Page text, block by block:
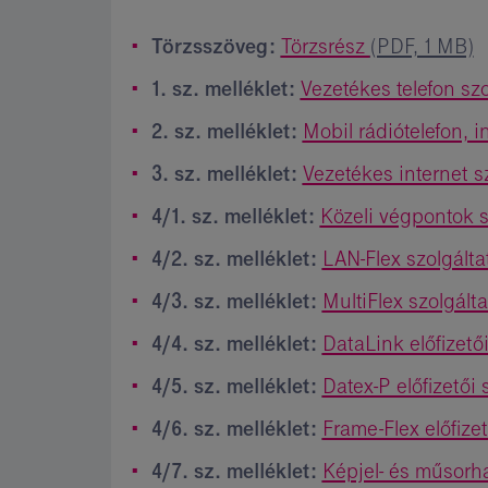
Törzsszöveg: Törzsrész (PDF, 1 MB)
1. sz. melléklet: Vezetékes telefon
2. sz. melléklet: Mobil rádiótelefon,
3. sz. melléklet: Vezetékes internet
4/1. sz. melléklet: Közeli végpontok
4/2. sz. melléklet: LAN-Flex
4/3. sz. melléklet: MultiFlex
4/4. sz. melléklet: DataLink
4/5. sz. melléklet: Datex-P előfizetői
4/6. sz. melléklet: Frame-Flex
4/7. sz. melléklet: Képjel- és